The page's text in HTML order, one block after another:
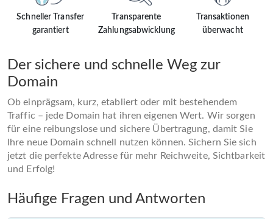
Schneller Transfer
garantiert
Transparente
Zahlungsabwicklung
Transaktionen
überwacht
Der sichere und schnelle Weg zur
Domain
Ob einprägsam, kurz, etabliert oder mit bestehendem
Traffic – jede Domain hat ihren eigenen Wert. Wir sorgen
für eine reibungslose und sichere Übertragung, damit Sie
Ihre neue Domain schnell nutzen können. Sichern Sie sich
jetzt die perfekte Adresse für mehr Reichweite, Sichtbarkeit
und Erfolg!
Häufige Fragen und Antworten